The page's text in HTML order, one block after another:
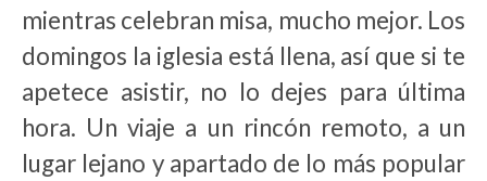
mientras celebran misa, mucho mejor. Los
domingos la iglesia está llena, así que si te
apetece asistir, no lo dejes para última
hora. Un viaje a un rincón remoto, a un
lugar lejano y apartado de lo más popular